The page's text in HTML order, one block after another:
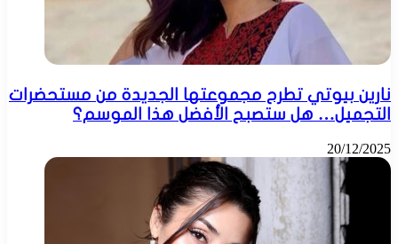
نارين بيوتي تطرح مجموعتها الجديدة من مستحضرات
التجميل… هل ستصبح الأفضل هذا الموسم؟
20/12/2025